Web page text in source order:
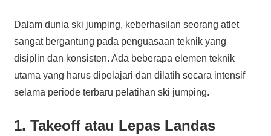
Dalam dunia ski jumping, keberhasilan seorang atlet
sangat bergantung pada penguasaan teknik yang
disiplin dan konsisten. Ada beberapa elemen teknik
utama yang harus dipelajari dan dilatih secara intensif
selama periode terbaru pelatihan ski jumping.
1. Takeoff atau Lepas Landas